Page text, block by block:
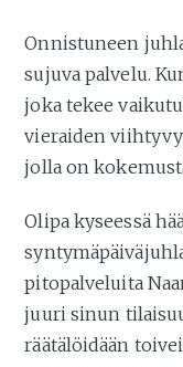
Onnistuneen
sujuva palvelu.
joka tekee
vieraiden
jolla on
Olipa kyseessä
pitopalveluita
juuri sinun
räätälöidään